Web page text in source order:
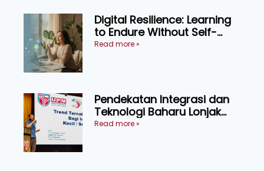
Digital Resilience: Learning
to Endure Without Self-
Pressure
Read more »
Pendekatan Integrasi dan
Teknologi Baharu Lonjak
Produktiviti Ternakan
Read more »